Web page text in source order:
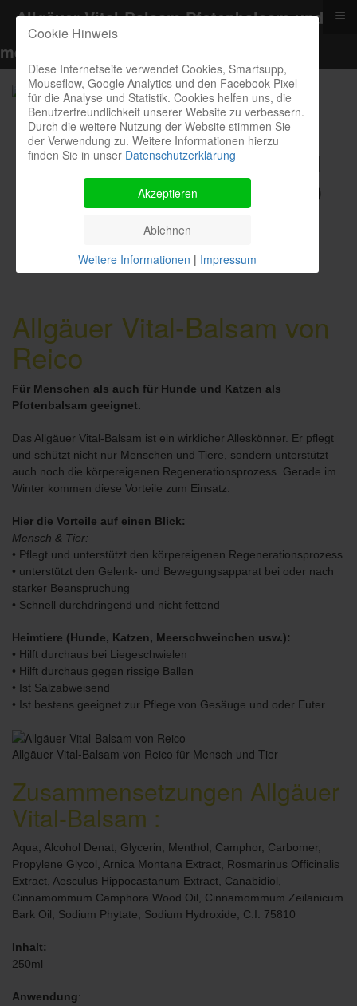
Kontakthotline I Bestellung I
Kosten I Beratung: 04385 900
9299
Allgäuer Vital-Balsam von
Reico
Für Menschen als auch für Hunde und Katzen als
Pfotenbalsam geeignet.
Das Allgäuer Vital-Balsam ist ein wirklicher Alleskönner. Er pflegt
und schützt nicht nur Menschen und Tiere, sondern unterstützt
auch noch die körpereigenen Regenerationsprozess. Gerade im
Winter kommen diese Vorteile zum Einsatz.
Hier die Vorteile auf einen Blick:
Mensch & Tier:
• Pflegt und unterstützt den körpereigenen Regenerationsprozess
• unterstützt den Gelenk- und Bewegungsapparat bei oder nach
starker Beanspruchung
• Schnell durchdringend und nicht fettend
Heimtiere (Hunde, Katzen, Meerschweinchen usw.):
• Hilft durchaus bei Liegeschwielen
• Hilft durchaus gegen rissige Ballen
• Ist Salzabweisend
• Ist bestens geeignet zur Pflege von Gesäuge und oder Euter
Allgäuer Vital-Balsam von Reico für Mensch und Tier
Zusammensetzungen Allgäuer
Vital-Balsam :
Aqua, Alcohol Denat, Glycerin, Menthol, Camphor, Carbomer,
Propylene Glycol, Arnica Montana Extract, Rosmarinus Officinalis
Extract, Aesculus Hippocastanum Extract, Canabidiol,
Cinnamommum Camphora Wood Oil, Cinnamommum Zeilanicum
Bark Oil, Sodium Phytate, Sodium Hydroxide, C.I. 75810
Inhalt:
250ml
Anwendung:
Cookie Hinweis
Diese Internetseite verwendet Cookies, Smartsupp,
Mouseflow, Google Analytics und den Facebook-Pixel
für die Analyse und Statistik. Cookies helfen uns, die
Benutzerfreundlichkeit unserer Website zu verbessern.
Durch die weitere Nutzung der Website stimmen Sie
der Verwendung zu. Weitere Informationen hierzu
finden Sie in unser Datenschutzerklärung
Akzeptieren
Ablehnen
Weitere Informationen | Impressum
Allgäuer Vital-Balsam Pfotenbalsam und
mehr
≡